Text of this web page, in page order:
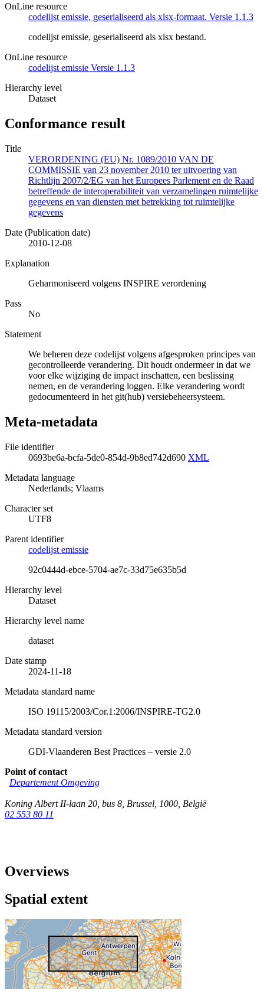
OnLine resource
codelijst emissie, geserialiseerd als xlsx-formaat. Versie 1.1.3
codelijst emissie, geserialiseerd als xlsx bestand.
OnLine resource
codelijst emissie Versie 1.1.3
Hierarchy level
Dataset
Conformance result
Title
VERORDENING (EU) Nr. 1089/2010 VAN DE
COMMISSIE van 23 november 2010 ter uitvoering van
Richtlijn 2007/2/EG van het Europees Parlement en de Raad
betreffende de interoperabiliteit van verzamelingen ruimtelijke
gegevens en van diensten met betrekking tot ruimtelijke
gegevens
Date (Publication date)
2010-12-08
Explanation
Geharmoniseerd volgens INSPIRE verordening
Pass
No
Statement
We beheren deze codelijst volgens afgesproken principes van
gecontrolleerde verandering. Dit houdt ondermeer in dat we
voor elke wijziging de impact inschatten, een beslissing
nemen, en de verandering loggen. Elke verandering wordt
gedocumenteerd in het git(hub) versiebeheersysteem.
Meta-metadata
File identifier
0693be6a-bcfa-5de0-854d-9b8ed742d690 XML
Metadata language
Nederlands; Vlaams
Character set
UTF8
Parent identifier
codelijst emissie
92c0444d-ebce-5704-ae7c-33d75e635b5d
Hierarchy level
Dataset
Hierarchy level name
dataset
Date stamp
2024-11-18
Metadata standard name
ISO 19115/2003/Cor.1:2006/INSPIRE-TG2.0
Metadata standard version
GDI-Vlaanderen Best Practices – versie 2.0
Point of contact
Departement Omgeving
Koning Albert II-laan 20, bus 8 Brussel 1000 België
02 553 80 11
Overviews
Spatial extent